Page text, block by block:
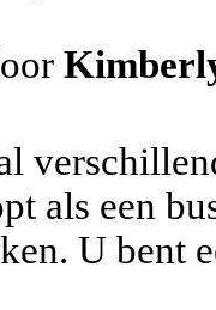
als een
U bent